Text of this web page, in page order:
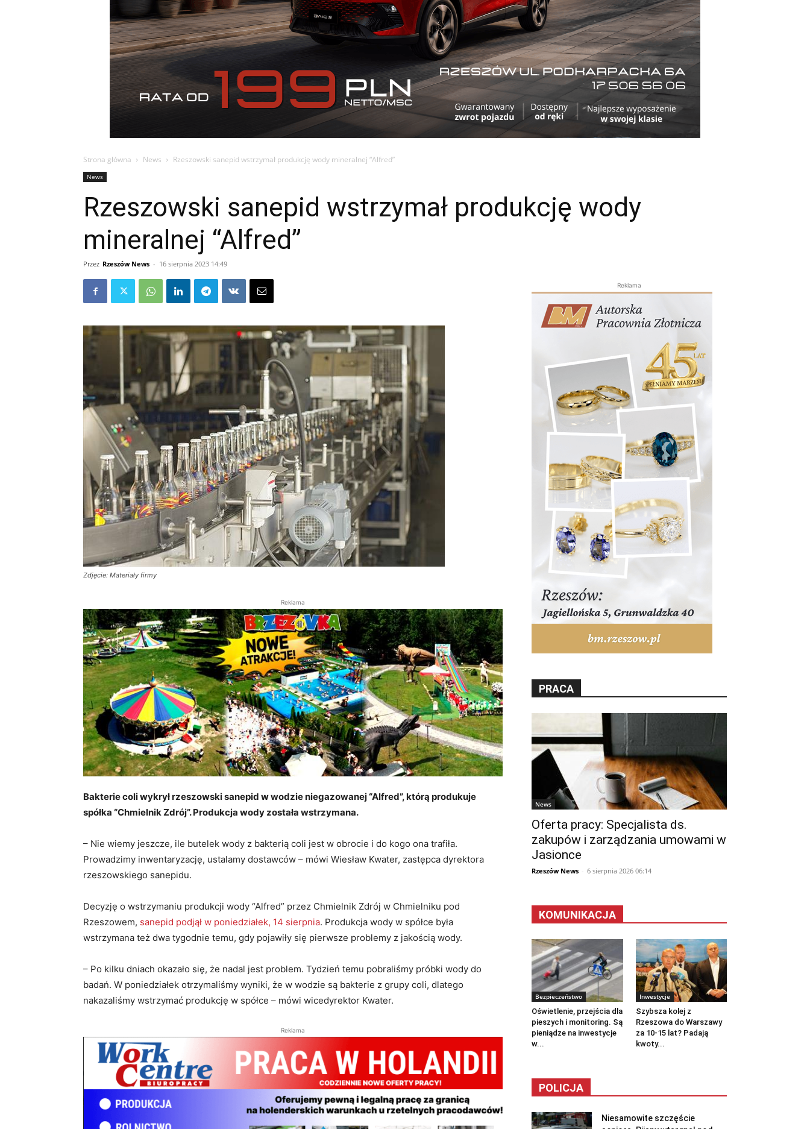
Strona główna News Rzeszowski sanepid wstrzymał produkcję wody mineralnej “Alfred”
News
Rzeszowski sanepid wstrzymał produkcję wody
mineralnej “Alfred”
Przez Rzeszów News - 16 sierpnia 2023 14:49
Zdjęcie: Materiały firmy
Reklama
Bakterie coli wykrył rzeszowski sanepid w wodzie niegazowanej “Alfred”, którą produkuje
spółka “Chmielnik Zdrój”. Produkcja wody została wstrzymana.
– Nie wiemy jeszcze, ile butelek wody z bakterią coli jest w obrocie i do kogo ona trafiła.
Prowadzimy inwentaryzację, ustalamy dostawców – mówi Wiesław Kwater, zastępca dyrektora
rzeszowskiego sanepidu.
Decyzję o wstrzymaniu produkcji wody “Alfred” przez Chmielnik Zdrój w Chmielniku pod
Rzeszowem, sanepid podjął w poniedziałek, 14 sierpnia. Produkcja wody w spółce była
wstrzymana też dwa tygodnie temu, gdy pojawiły się pierwsze problemy z jakością wody.
– Po kilku dniach okazało się, że nadal jest problem. Tydzień temu pobraliśmy próbki wody do
badań. W poniedziałek otrzymaliśmy wyniki, że w wodzie są bakterie z grupy coli, dlatego
nakazaliśmy wstrzymać produkcję w spółce – mówi wicedyrektor Kwater.
Reklama
Reklama
PRACA
News
Oferta pracy: Specjalista ds.
zakupów i zarządzania umowami w
Jasionce
Rzeszów News - 6 sierpnia 2026 06:14
KOMUNIKACJA
Bezpieczeństwo
Oświetlenie, przejścia dla
pieszych i monitoring. Są
pieniądze na inwestycje
w...
Inwestycje
Szybsza kolej z
Rzeszowa do Warszawy
za 10-15 lat? Padają
kwoty...
POLICJA
Niesamowite szczęście